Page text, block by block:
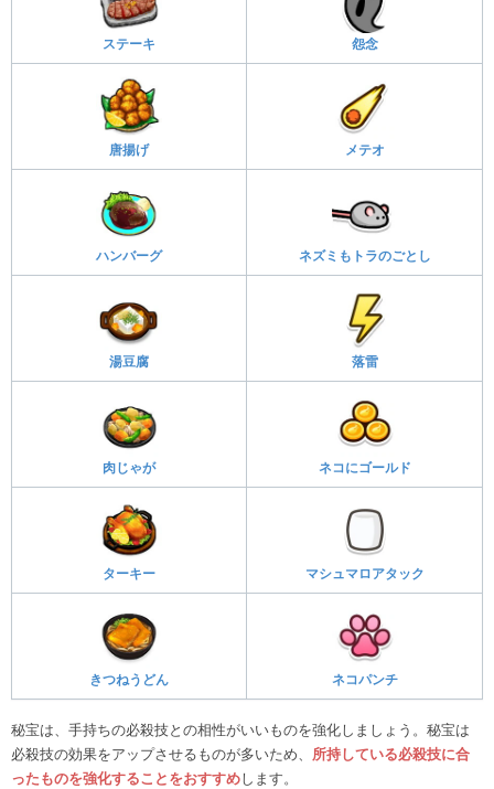
ステーキ 怨念
唐揚げ メテオ
ハンバーグ ネズミもトラのごとし
湯豆腐 落雷
肉じゃが ネコにゴールド
ターキー マシュマロアタック
きつねうどん ネコパンチ
秘宝は、手持ちの必殺技との相性がいいものを強化しましょう。秘宝は
必殺技の効果をアップさせるものが多いため、 所持している必殺技に合
ったものを強化することをおすすめします。